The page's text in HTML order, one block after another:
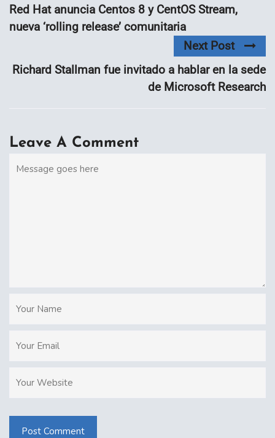
Red Hat anuncia Centos 8 y CentOS Stream,
nueva ‘rolling release’ comunitaria
Next Post
Richard Stallman fue invitado a hablar en la sede
de Microsoft Research
Leave A Comment
Post Comment